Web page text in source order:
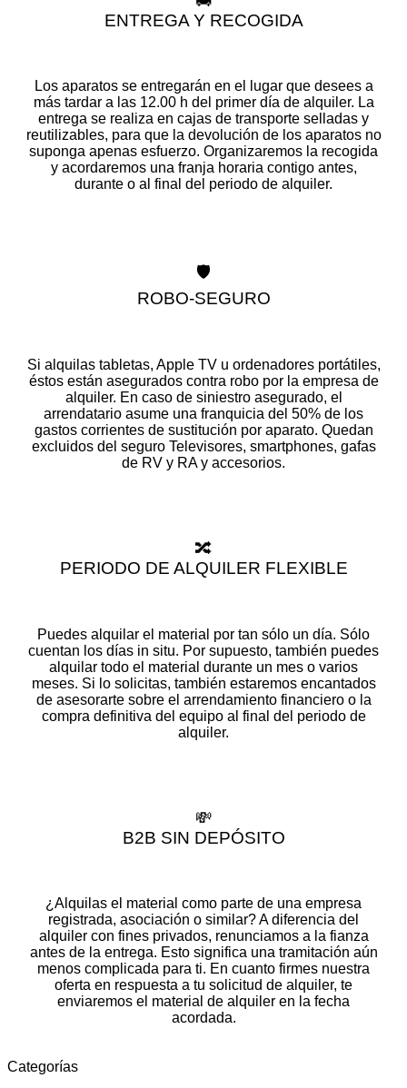
ENTREGA Y RECOGIDA
Los aparatos se entregarán en el lugar que desees a
más tardar a las 12.00 h del primer día de alquiler. La
entrega se realiza en cajas de transporte selladas y
reutilizables, para que la devolución de los aparatos no
suponga apenas esfuerzo. Organizaremos la recogida
y acordaremos una franja horaria contigo antes,
durante o al final del periodo de alquiler.
🛡️
ROBO-SEGURO
Si alquilas tabletas, Apple TV u ordenadores portátiles,
éstos están asegurados contra robo por la empresa de
alquiler. En caso de siniestro asegurado, el
arrendatario asume una franquicia del 50% de los
gastos corrientes de sustitución por aparato. Quedan
excluidos del seguro Televisores, smartphones, gafas
de RV y RA y accesorios.
🔀
PERIODO DE ALQUILER FLEXIBLE
Puedes alquilar el material por tan sólo un día. Sólo
cuentan los días in situ. Por supuesto, también puedes
alquilar todo el material durante un mes o varios
meses. Si lo solicitas, también estaremos encantados
de asesorarte sobre el arrendamiento financiero o la
compra definitiva del equipo al final del periodo de
alquiler.
💸
B2B SIN DEPÓSITO
¿Alquilas el material como parte de una empresa
registrada, asociación o similar? A diferencia del
alquiler con fines privados, renunciamos a la fianza
antes de la entrega. Esto significa una tramitación aún
menos complicada para ti. En cuanto firmes nuestra
oferta en respuesta a tu solicitud de alquiler, te
enviaremos el material de alquiler en la fecha
acordada.
Categorías